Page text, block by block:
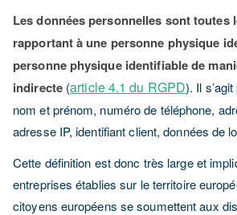
Les données personnelles sont toutes
rapportant à une personne physique
personne physique identifiable de
indirecte(article 4.1 du RGPD). Il
nom et prénom, numéro de téléphone,
adresse IP, identifiant client, données de
Cette définition est donc très large et
entreprises établies sur le territoire
citoyens européens se soumettent aux